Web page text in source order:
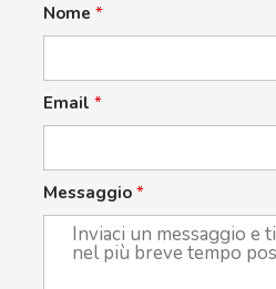
Nome *
Email *
Messaggio *